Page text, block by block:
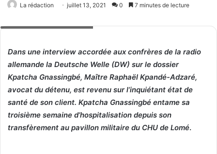
La rédaction juillet 13, 2021 0 7 minutes de lecture
Dans une interview accordée aux confrères de la radio
allemande la Deutsche Welle (DW) sur le dossier
Kpatcha Gnassingbé, Maître Raphaël Kpandé-Adzaré,
avocat du détenu, est revenu sur l’inquiétant état de
santé de son client. Kpatcha Gnassingbé entame sa
troisième semaine d’hospitalisation depuis son
transfèrement au pavillon militaire du CHU de Lomé.